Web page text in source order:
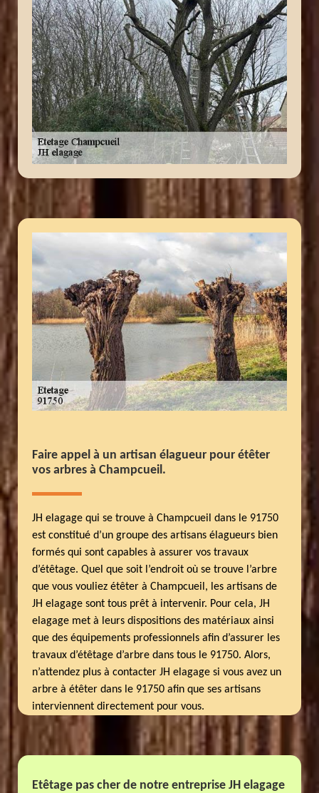
Faire appel à un artisan élagueur pour étêter
vos arbres à Champcueil.
JH elagage qui se trouve à Champcueil dans le 91750
est constitué d’un groupe des artisans élagueurs bien
formés qui sont capables à assurer vos travaux
d’étêtage. Quel que soit l’endroit où se trouve l’arbre
que vous vouliez étêter à Champcueil, les artisans de
JH elagage sont tous prêt à intervenir. Pour cela, JH
elagage met à leurs dispositions des matériaux ainsi
que des équipements professionnels afin d’assurer les
travaux d’étêtage d’arbre dans tous le 91750. Alors,
n’attendez plus à contacter JH elagage si vous avez un
arbre à étêter dans le 91750 afin que ses artisans
interviennent directement pour vous.
Etêtage pas cher de notre entreprise JH elagage